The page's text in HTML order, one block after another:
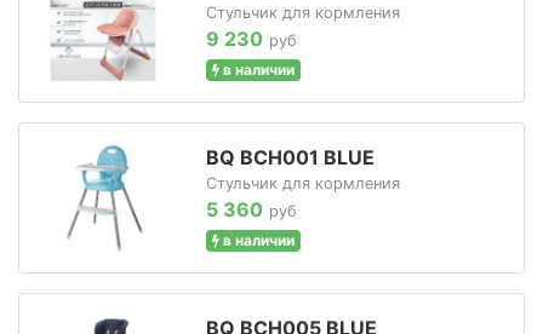
Стульчик для кормления
9 230 руб
в наличии
BQ BCH001 BLUE
Стульчик для кормления
5 360 руб
в наличии
BQ BCH005 BLUE